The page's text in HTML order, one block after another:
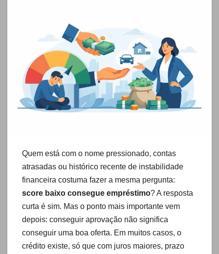
Quem está com o nome pressionado, contas
atrasadas ou histórico recente de instabilidade
financeira costuma fazer a mesma pergunta:
score baixo consegue empréstimo? A resposta
curta é sim. Mas o ponto mais importante vem
depois: conseguir aprovação não significa
conseguir uma boa oferta. Em muitos casos, o
crédito existe, só que com juros maiores, prazo